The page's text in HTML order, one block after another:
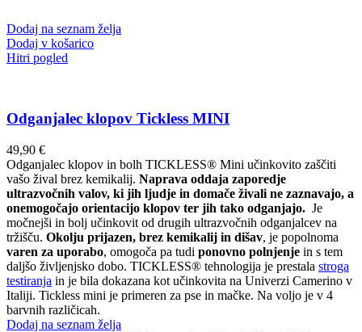
Dodaj na seznam želja
Dodaj v košarico
Hitri pogled
Odganjalec klopov Tickless MINI
49,90 €
Odganjalec klopov in bolh TICKLESS® Mini učinkovito zaščiti
vašo žival brez kemikalij. Naprava oddaja zaporedje
ultrazvočnih valov, ki jih ljudje in domače živali ne zaznavajo, a
onemogočajo orientacijo klopov ter jih tako odganjajo. Je
močnejši in bolj učinkovit od drugih ultrazvočnih odganjalcev na
tržišču. Okolju prijazen, brez kemikalij in dišav, je popolnoma
varen za uporabo, omogoča pa tudi ponovno polnjenje in s tem
daljšo življenjsko dobo. TICKLESS® tehnologija je prestala stroga
testiranja in je bila dokazana kot učinkovita na Univerzi Camerino v
Italiji. Tickless mini je primeren za pse in mačke. Na voljo je v 4
barvnih različicah.
Dodaj na seznam želja